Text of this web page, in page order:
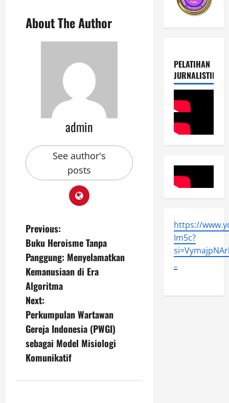
About The Author
admin
See author's
posts
P
o
s
t
n
a
v
Previous:
Buku Heroisme Tanpa
Panggung: Menyelamatkan
Kemanusiaan di Era
Algoritma
Next:
Perkumpulan Wartawan
Gereja Indonesia (PWGI)
sebagai Model Misiologi
Komunikatif
PELATIHAN
JURNALISTIK
https://
Im5c?